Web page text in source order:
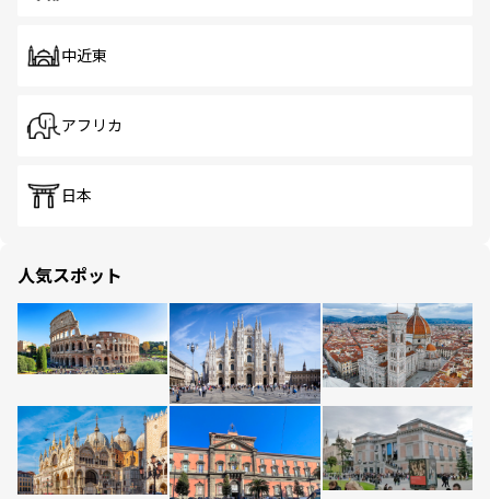
中近東
アフリカ
日本
人気スポット